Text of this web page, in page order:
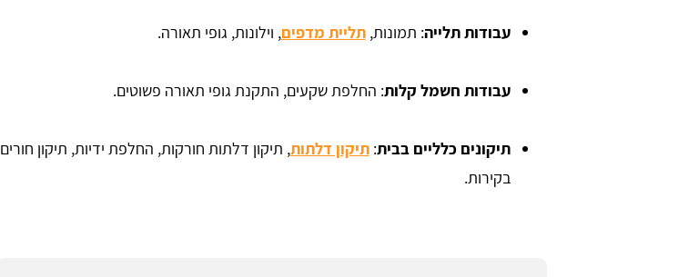
עבודות תלייה: תמונות,תליית מדפים, וילונות, גופי תאורה.
עבודות חשמל קלות: החלפת שקעים, התקנת גופי תאורה פשוטים.
תיקונים כלליים בבית:תיקון דלתות, תיקון דלתות חורקות, החלפת ידיות, תיקון חורים
בקירות.